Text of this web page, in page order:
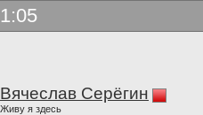
Вячеслав Серёгин
Живу я здесь